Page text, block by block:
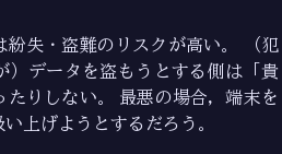
失・盗難のリスクが高い。 （犯
）データを盗もうとする側は「貴
りしない。 最悪の場合，端末を
上げようとするだろう。